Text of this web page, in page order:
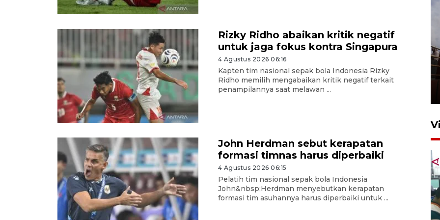
Rizky Ridho abaikan kritik negatif
untuk jaga fokus kontra Singapura
4 Agustus 2026 06:16
Kapten tim nasional sepak bola Indonesia Rizky
Ridho memilih mengabaikan kritik negatif terkait
penampilannya saat melawan ...
John Herdman sebut kerapatan
formasi timnas harus diperbaiki
4 Agustus 2026 06:15
Pelatih tim nasional sepak bola Indonesia
John&nbsp;Herdman menyebutkan kerapatan
formasi tim asuhannya harus diperbaiki untuk ...
Unjuk rasa protes penataan
Pasar Higienis
5 Mei 2026 05:32